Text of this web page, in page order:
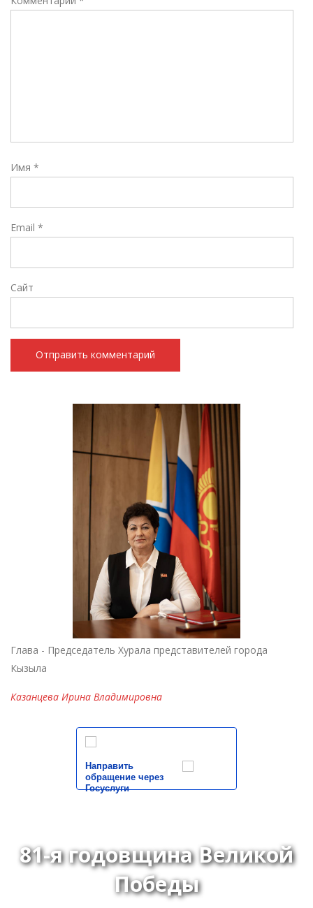
Имя *
Email *
Сайт
Глава - Председатель Хурала представителей города
Кызыла
Казанцева Ирина Владимировна
Направить
обращение через
Госуслуги
81-я годовщина Великой
Победы